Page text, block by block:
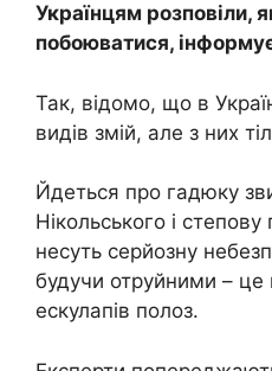
Українцям розповіли,
побоюватися,
Так, відомо, що в
видів змій, але з них
Йдеться про гадюку
Нікольського і
несуть серйозну
будучи отруйними – це
ескулапів полоз.